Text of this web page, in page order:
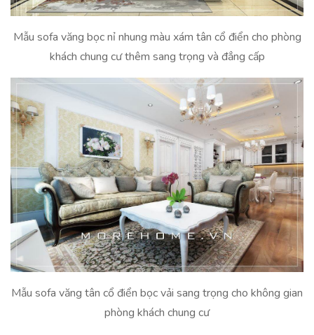
Mẫu sofa văng bọc nỉ nhung màu xám tân cổ điển cho phòng
khách chung cư thêm sang trọng và đẳng cấp
Mẫu sofa văng tân cổ điển bọc vải sang trọng cho không gian
phòng khách chung cư